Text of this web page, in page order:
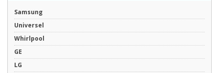
Samsung
Universel
Whirlpool
GE
LG